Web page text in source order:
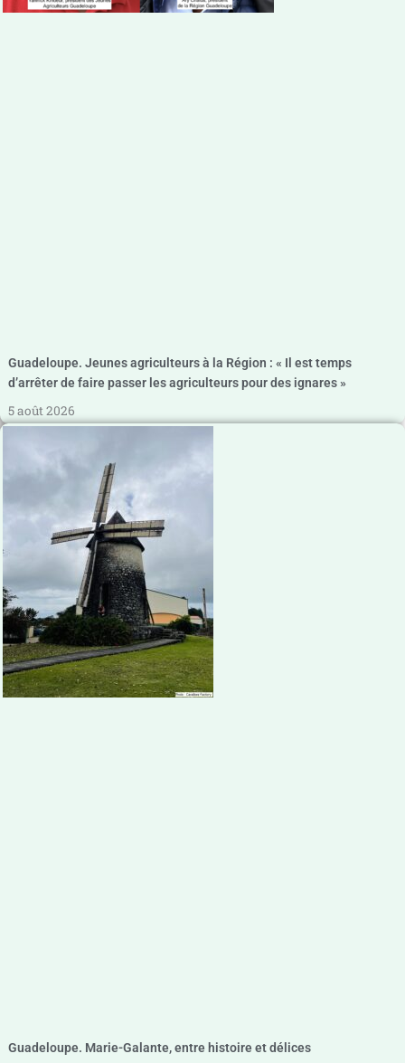
Guadeloupe. Jeunes agriculteurs à la Région : « Il est temps
d’arrêter de faire passer les agriculteurs pour des ignares »
5 août 2026
Guadeloupe. Marie-Galante, entre histoire et délices